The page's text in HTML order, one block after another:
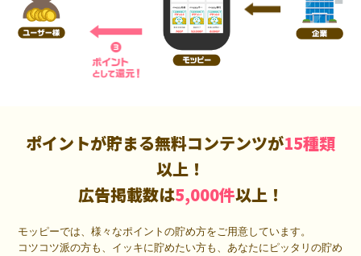
ポイントが貯まる無料コンテンツが15種類
以上！
広告掲載数は5,000件以上！
モッピーでは、様々なポイントの貯め方をご用意しています。
コツコツ派の方も、イッキに貯めたい方も、あなたにピッタリの貯め